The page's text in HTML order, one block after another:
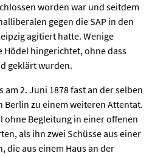
worden war und seitdem
gegen die SAP in den
agitiert hatte. Wenige
Hödel hingerichtet, ohne dass
geklärt wurden.
am 2. Juni 1878 fast an der selben
Berlin zu einem weiteren Attentat.
ohne Begleitung in einer offenen
als ihn zwei Schüsse aus einer
die aus einem Haus an der